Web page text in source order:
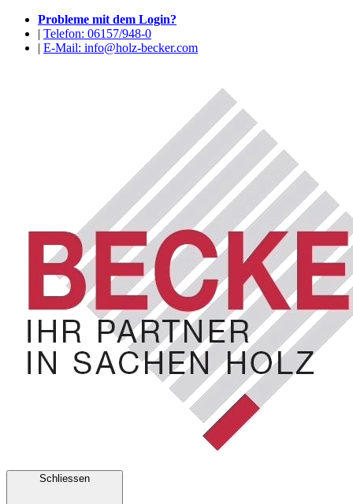
Probleme mit dem Login?
| Telefon: 06157/948-0
| E-Mail: info@holz-becker.com
Schliessen